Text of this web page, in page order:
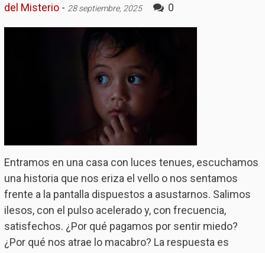
del Misterio- 28 septiembre, 2025 0
Entramos en una casa con luces tenues, escuchamos
una historia que nos eriza el vello o nos sentamos
frente a la pantalla dispuestos a asustarnos. Salimos
ilesos, con el pulso acelerado y, con frecuencia,
satisfechos. ¿Por qué pagamos por sentir miedo?
¿Por qué nos atrae lo macabro? La respuesta es